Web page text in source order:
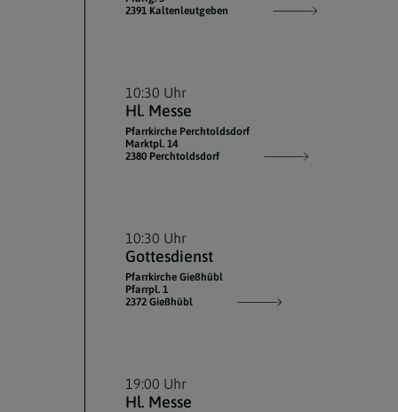
2391 Kaltenleutgeben
10:30 Uhr
Hl. Messe
Pfarrkirche Perchtoldsdorf
Marktpl. 14
2380 Perchtoldsdorf
10:30 Uhr
Gottesdienst
Pfarrkirche Gießhübl
Pfarrpl. 1
2372 Gießhübl
19:00 Uhr
Hl. Messe